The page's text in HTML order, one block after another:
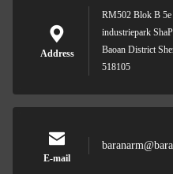
Address
RM502 Blok B 5e
industriepark
Baoan District
518105
E-mail